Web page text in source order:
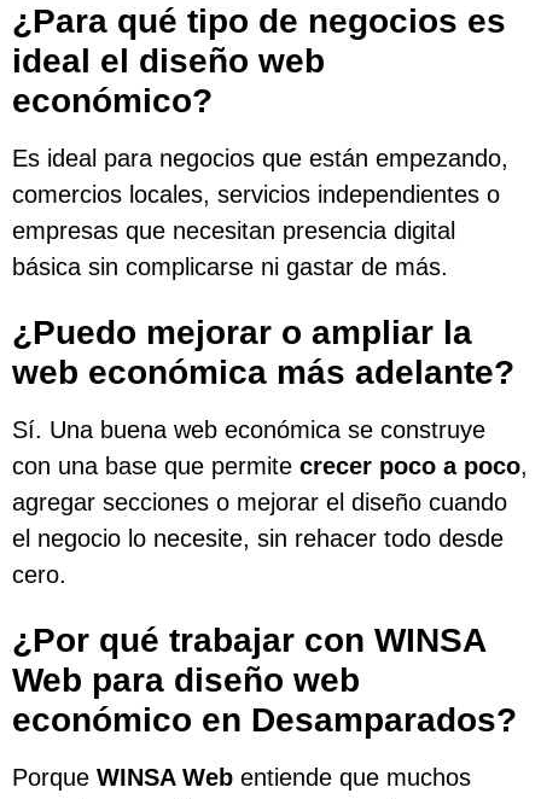
¿Para qué tipo de negocios es
ideal el diseño web
económico?
Es ideal para negocios que están empezando,
comercios locales, servicios independientes o
empresas que necesitan presencia digital
básica sin complicarse ni gastar de más.
¿Puedo mejorar o ampliar la
web económica más adelante?
Sí. Una buena web económica se construye
con una base que permite crecer poco a poco,
agregar secciones o mejorar el diseño cuando
el negocio lo necesite, sin rehacer todo desde
cero.
¿Por qué trabajar con WINSA
Web para diseño web
económico en Desamparados?
Porque WINSA Web entiende que muchos